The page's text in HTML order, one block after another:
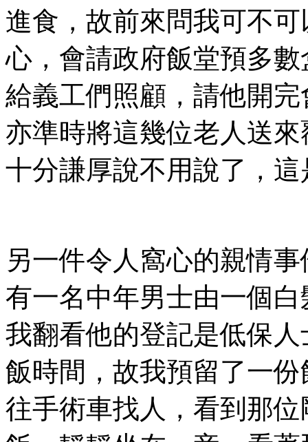
進食，故前來問我可不
心，會請政府飯堂預多
給義工們照顧，請他開
亦準時將這幾位老人送
十分謙厚說不用說了，
另一件令人窩心的親情
有一名中年男士由一個
我翻看他的登記是低保
飯時間，故我預留了一
往手術車找人，看到那